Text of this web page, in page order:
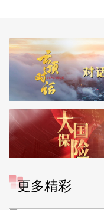
更多精彩